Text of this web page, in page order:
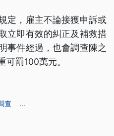
定，雇主不論接獲申訴或
立即有效的糾正及補救措
事件經過，也會調查陳之
可罰100萬元。
查 ...